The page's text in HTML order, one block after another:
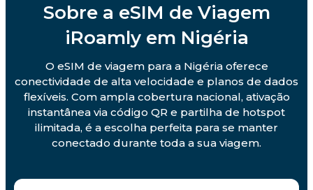
Sobre a eSIM de Viagem
iRoamly em Nigéria
O eSIM de viagem para a Nigéria oferece
conectividade de alta velocidade e planos de dados
flexíveis. Com ampla cobertura nacional, ativação
instantânea via código QR e partilha de hotspot
ilimitada, é a escolha perfeita para se manter
conectado durante toda a sua viagem.